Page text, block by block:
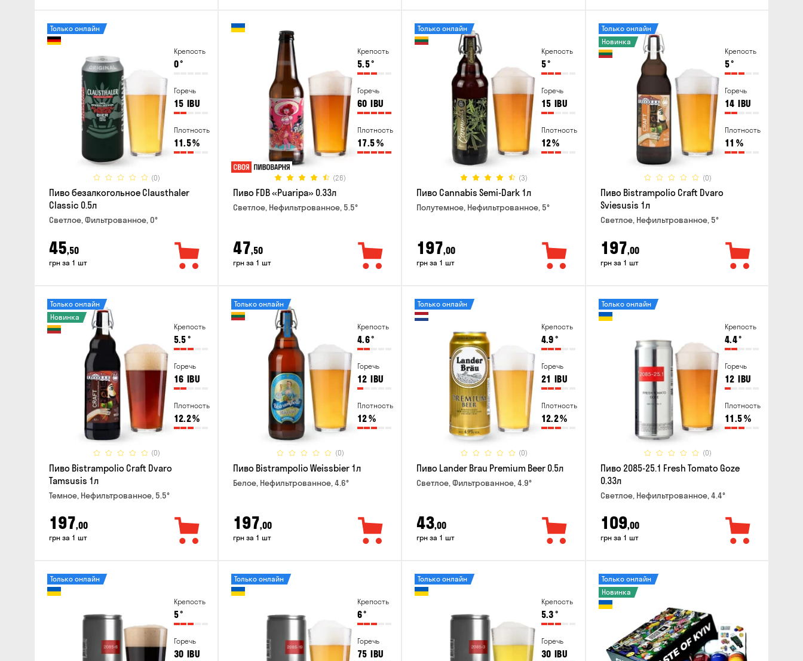
Крепость
0°
Горечь
15 IBU
Плотность
11.5%
(0)
Только онлайн
Пиво безалкогольное Clausthaler
Classic 0.5л
Светлое, Фильтрованное, 0°
45,50
грн за 1 шт
Крепость
5.5°
Горечь
60 IBU
Плотность
17.5%
(26)
Пиво FDB «Puaripa» 0.33л
Светлое, Нефильтрованное, 5.5°
47,50
грн за 1 шт
Крепость
5°
Горечь
15 IBU
Плотность
12%
(3)
Только онлайн
Пиво Cannabis Semi-Dark 1л
Полутемное, Нефильтрованное, 5°
197,00
грн за 1 шт
Крепость
5°
Горечь
14 IBU
Плотность
11 %
(0)
Только онлайн
Новинка
Пиво Bistrampolio Craft Dvaro
Sviesusis 1л
Светлое, Нефильтрованное, 5°
197,00
грн за 1 шт
Крепость
5.5°
Горечь
16 IBU
Плотность
12.2%
(0)
Только онлайн
Новинка
Пиво Bistrampolio Craft Dvaro
Tamsusis 1л
Темное, Нефильтрованное, 5.5°
197,00
грн за 1 шт
Крепость
4.6°
Горечь
12 IBU
Плотность
12%
(0)
Только онлайн
Пиво Bistrampolio Weissbier 1л
Белое, Нефильтрованное, 4.6°
197,00
грн за 1 шт
Крепость
4.9°
Горечь
21 IBU
Плотность
12.2%
(0)
Только онлайн
Пиво Lander Brau Premium Beer 0.5л
Светлое, Фильтрованное, 4.9°
43,00
грн за 1 шт
Крепость
4.4°
Горечь
12 IBU
Плотность
11.5%
(0)
Только онлайн
Пиво 2085-25.1 Fresh Tomato Goze
0.33л
Светлое, Нефильтрованное, 4.4°
109,00
грн за 1 шт
Крепость
5°
Горечь
30 IBU
Только онлайн
Крепость
6°
Горечь
75 IBU
Только онлайн
Крепость
5.3°
Горечь
30 IBU
Только онлайн
Только онлайн
Новинка